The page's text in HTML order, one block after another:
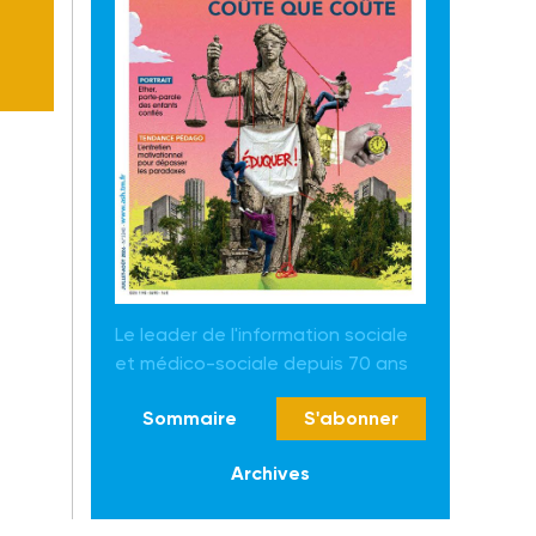
Le leader de l'information sociale
et médico-sociale depuis 70 ans
Sommaire S'abonner
Archives